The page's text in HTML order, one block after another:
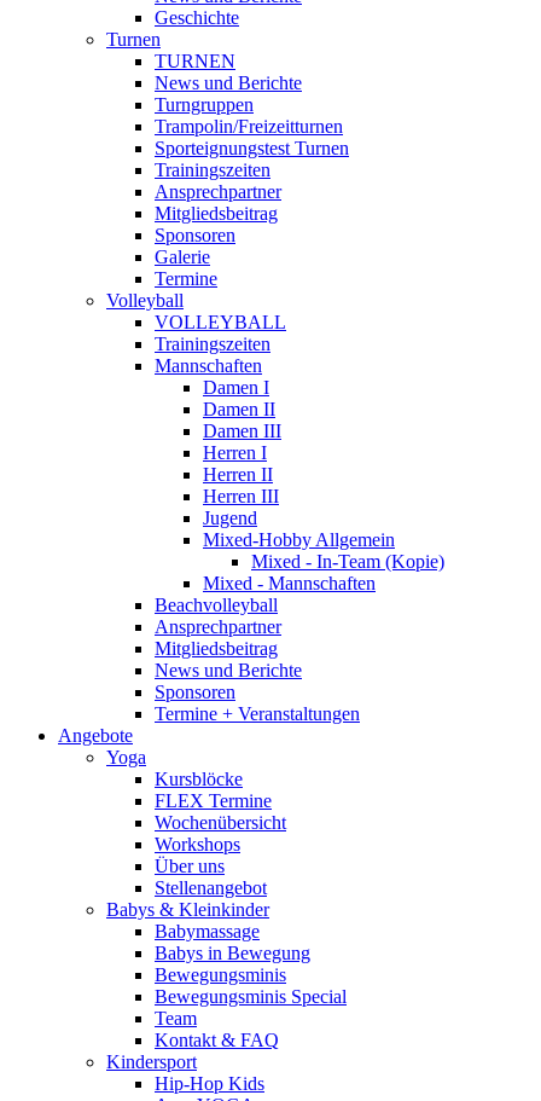
Geschichte
Turnen
TURNEN
News und Berichte
Turngruppen
Trampolin/Freizeitturnen
Sporteignungstest Turnen
Trainingszeiten
Ansprechpartner
Mitgliedsbeitrag
Sponsoren
Galerie
Termine
Volleyball
VOLLEYBALL
Trainingszeiten
Mannschaften
Damen I
Damen II
Damen III
Herren I
Herren II
Herren III
Jugend
Mixed-Hobby Allgemein
Mixed - In-Team (Kopie)
Mixed - Mannschaften
Beachvolleyball
Ansprechpartner
Mitgliedsbeitrag
News und Berichte
Sponsoren
Termine + Veranstaltungen
Angebote
Yoga
Kursblöcke
FLEX Termine
Wochenübersicht
Workshops
Über uns
Stellenangebot
Babys & Kleinkinder
Babymassage
Babys in Bewegung
Bewegungsminis
Bewegungsminis Special
Team
Kontakt & FAQ
Kindersport
Hip-Hop Kids